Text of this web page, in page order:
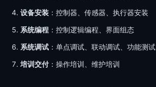
设备安装 ：控制器、传感器、执行器安装
系统编程 ：控制逻辑编程、界面组态
系统调试 ：单点调试、联动调试、功能测试
培训交付：操作培训、维护培训